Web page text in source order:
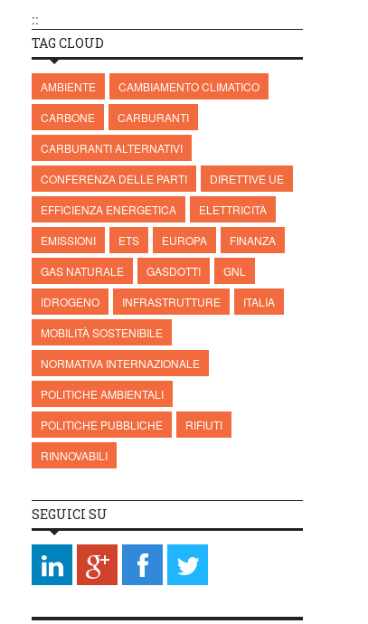
::
TAG CLOUD
AMBIENTE
CAMBIAMENTO CLIMATICO
CARBONE
CARBURANTI
CARBURANTI ALTERNATIVI
CONFERENZA DELLE PARTI
DIRETTIVE UE
EFFICIENZA ENERGETICA
ELETTRICITÀ
EMISSIONI
ETS EUROPA
FINANZA
GAS NATURALE
GASDOTTI
GNL
IDROGENO
INFRASTRUTTURE
ITALIA
MOBILITÀ SOSTENIBILE
NORMATIVA INTERNAZIONALE
POLITICHE AMBIENTALI
POLITICHE PUBBLICHE
RIFIUTI
RINNOVABILI
SEGUICI SU